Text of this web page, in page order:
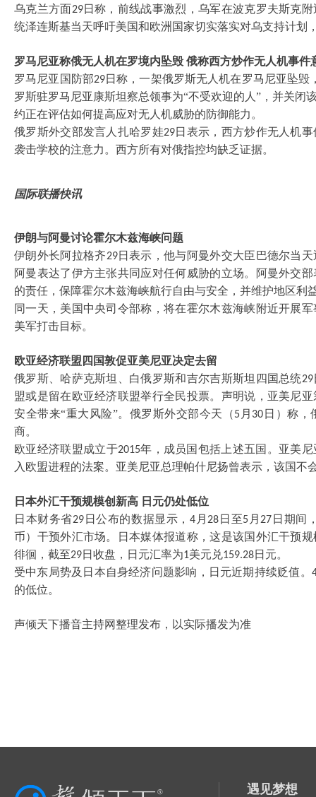
乌克兰方面29日称，前线战事激烈，乌军在波克罗夫斯克
统泽连斯基当天呼吁美国和欧洲国家切实落实对乌支持计划
罗马尼亚称俄无人机在罗境内坠毁 俄称西方炒作无人机事件
罗马尼亚国防部29日称，一架俄罗斯无人机在罗马尼亚坠毁
罗斯驻罗马尼亚康斯坦察总领事为“不受欢迎的人”，并关闭
约正在评估如何提高应对无人机威胁的防御能力。
俄罗斯外交部发言人扎哈罗娃29日表示，西方炒作无人机
袭击学校的注意力。西方所有对俄指控均缺乏证据。
国际联播快讯
伊朗与阿曼讨论霍尔木兹海峡问题
伊朗外长阿拉格齐29日表示，他与阿曼外交大臣巴德尔当
阿曼表达了伊方主张共同应对任何威胁的立场。阿曼外交
的责任，保障霍尔木兹海峡航行自由与安全，并维护地区利
同一天，美国中央司令部称，将在霍尔木兹海峡附近开展
美军打击目标。
欧亚经济联盟四国敦促亚美尼亚决定去留
俄罗斯、哈萨克斯坦、白俄罗斯和吉尔吉斯斯坦四国总统29
盟或是留在欧亚经济联盟举行全民投票。声明说，亚美尼
安全带来“重大风险”。俄罗斯外交部今天（5 月 30 日）称，
商。
欧亚经济联盟成立于2015年，成员国包括上述五国。亚美
入欧盟进程的法案。亚美尼亚总理帕什尼扬曾表示，该国不
日本外汇干预规模创新高 日元仍处低位
日本财务省29 日公布的数据显示，4 月 28 日至5 月 27 日期间
币）干预外汇市场。日本媒体报道称，这是该国外汇干预
徘徊，截至29日收盘，日元汇率为1美元兑159.28日元。
受中东局势及日本自身经济问题影响，日元近期持续贬值。
的低位。
声倾天下播音主持网整理发布，以实际播发为准
遇见梦想